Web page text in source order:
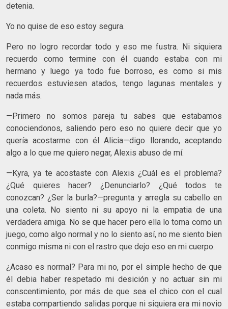
detenia.
Yo no quise de eso estoy segura.
Pero no logro recordar todo y eso me fustra. Ni siquiera
recuerdo como termine con él cuando estaba con mi
hermano y luego ya todo fue borroso, es como si mis
recuerdos estuviesen atados, tengo lagunas mentales y
nada más.
—Primero no somos pareja tu sabes que estabamos
conociendonos, saliendo pero eso no quiere decir que yo
quería acostarme con él Alicia—digo llorando, aceptando
algo a lo que me quiero negar, Alexis abuso de mí.
—Kyra, ya te acostaste con Alexis ¿Cuál es el problema?
¿Qué quieres hacer? ¿Denunciarlo? ¿Qué todos te
conozcan? ¿Ser la burla?—pregunta y arregla su cabello en
una coleta. No siento ni su apoyo ni la empatia de una
verdadera amiga. No se que hacer pero ella lo toma como un
juego, como algo normal y no lo siento así, no me siento bien
conmigo misma ni con el rastro que dejo eso en mi cuerpo.
¿Acaso es normal? Para mi no, por el simple hecho de que
él debia haber respetado mi desición y no actuar sin mi
conscentimiento, por más de que sea el chico con el cual
estaba compartiendo salidas porque ni siquiera era mi novio